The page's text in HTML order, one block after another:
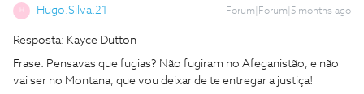
Hugo.Silva.21 Forum|Forum|5 months ago
Resposta: Kayce Dutton
Frase: Pensavas que fugias? Não fugiram no Afeganistão, e não
vai ser no Montana, que vou deixar de te entregar a justiça!